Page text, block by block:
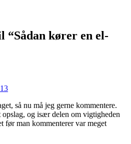
“Sådan kører en el-
så nu må jeg gerne kommentere.
opslag, og især delen om vigtigheden
før man kommenterer var meget